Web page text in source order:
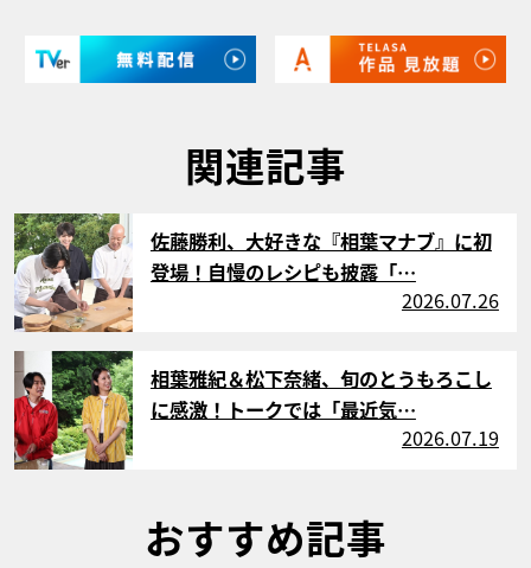
関連記事
佐藤勝利、大好きな『相葉マナブ』に初
登場！自慢のレシピも披露「…
2026.07.26
サムネイル
相葉雅紀＆松下奈緒、旬のとうもろこし
に感激！トークでは「最近気…
2026.07.19
おすすめ記事